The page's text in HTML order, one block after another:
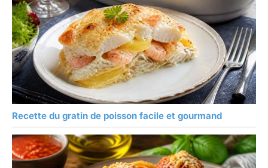
Recette du gratin de poisson facile et gourmand